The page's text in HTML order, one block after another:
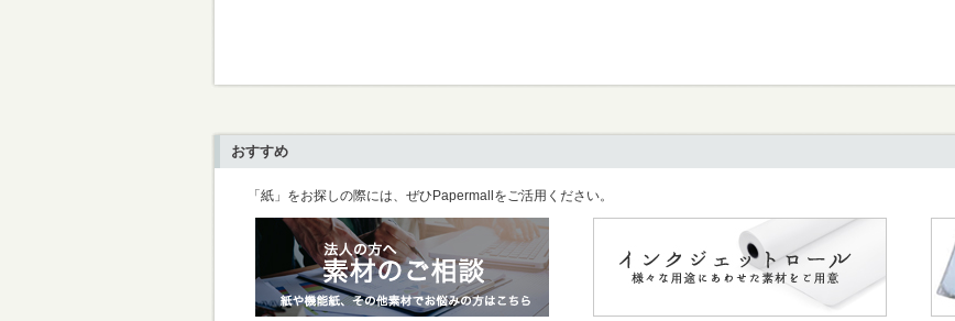
おすすめ
「紙」をお探しの際には、ぜひPapermallをご活用ください。